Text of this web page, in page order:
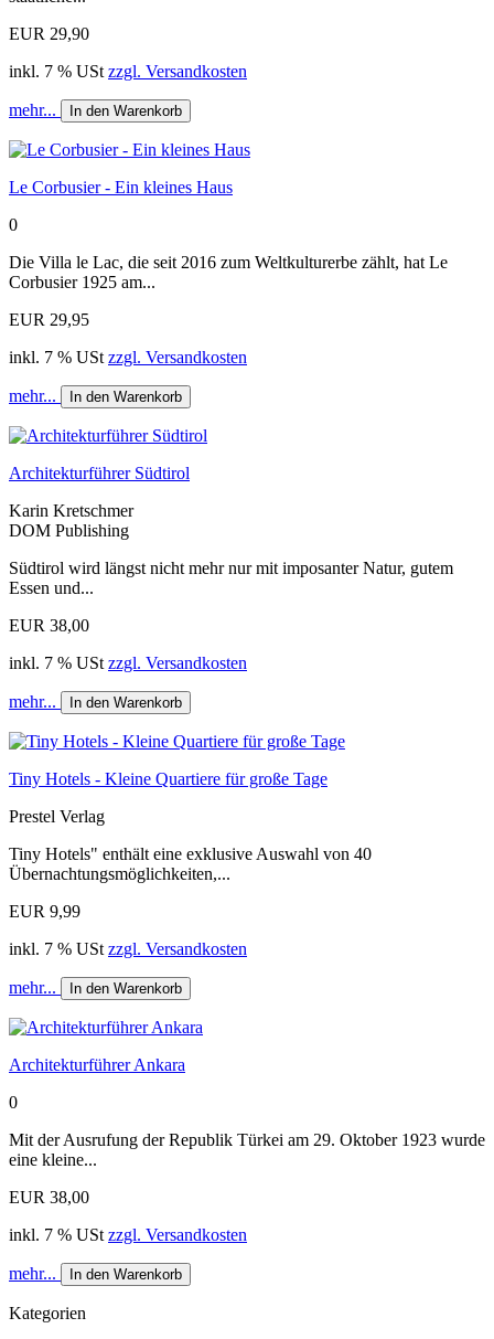
EUR 29,90
inkl. 7 % USt zzgl. Versandkosten
mehr... In den Warenkorb
Le Corbusier - Ein kleines Haus
0
Die Villa le Lac, die seit 2016 zum Weltkulturerbe zählt, hat Le
Corbusier 1925 am...
EUR 29,95
inkl. 7 % USt zzgl. Versandkosten
mehr... In den Warenkorb
Architekturführer Südtirol
Karin Kretschmer
DOM Publishing
Südtirol wird längst nicht mehr nur mit imposanter Natur, gutem
Essen und...
EUR 38,00
inkl. 7 % USt zzgl. Versandkosten
mehr... In den Warenkorb
Tiny Hotels - Kleine Quartiere für große Tage
Prestel Verlag
Tiny Hotels" enthält eine exklusive Auswahl von 40
Übernachtungsmöglichkeiten,...
EUR 9,99
inkl. 7 % USt zzgl. Versandkosten
mehr... In den Warenkorb
Architekturführer Ankara
0
Mit der Ausrufung der Republik Türkei am 29. Okto­ber 1923 wurde
eine kleine...
EUR 38,00
inkl. 7 % USt zzgl. Versandkosten
mehr... In den Warenkorb
Kategorien